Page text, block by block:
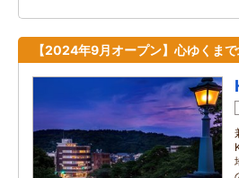
【2024年9月オープン】心ゆくま